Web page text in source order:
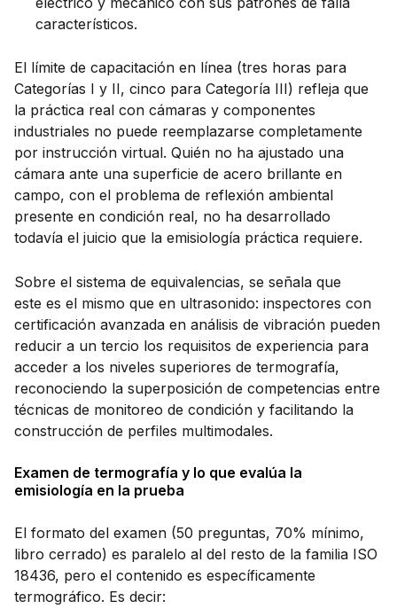
característicos.
El límite de capacitación en línea (tres horas para
Categorías I y II, cinco para Categoría III) refleja que
la práctica real con cámaras y componentes
industriales no puede reemplazarse completamente
por instrucción virtual. Quién no ha ajustado una
cámara ante una superficie de acero brillante en
campo, con el problema de reflexión ambiental
presente en condición real, no ha desarrollado
todavía el juicio que la emisiología práctica requiere.
Sobre el sistema de equivalencias, se señala que
este es el mismo que en ultrasonido: inspectores con
certificación avanzada en análisis de vibración pueden
reducir a un tercio los requisitos de experiencia para
acceder a los niveles superiores de termografía,
reconociendo la superposición de competencias entre
técnicas de monitoreo de condición y facilitando la
construcción de perfiles multimodales.
Examen de termografía y lo que evalúa la
emisiología en la prueba
El formato del examen (50 preguntas, 70% mínimo,
libro cerrado) es paralelo al del resto de la familia ISO
18436, pero el contenido es específicamente
termográfico. Es decir: